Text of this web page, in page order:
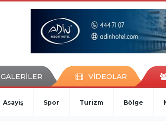
GALERİLER VİDEOLAR
Asayiş Spor Turizm Bölge